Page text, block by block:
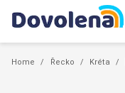
Home / Řecko / Kréta /